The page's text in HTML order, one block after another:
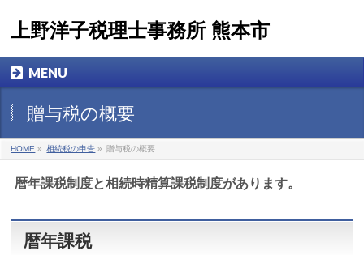
上野洋子税理士事務所 熊本市
MENU
贈与税の概要
HOME » 相続税の申告 » 贈与税の概要
暦年課税制度と相続時精算課税制度があります。
暦年課税